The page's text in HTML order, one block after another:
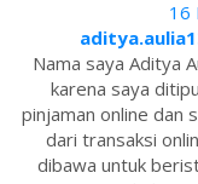
16
Nama saya Aditya
karena saya
pinjaman online dan
dari transaksi
dibawa untuk